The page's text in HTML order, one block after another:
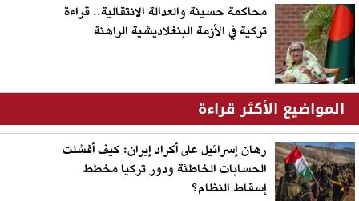
محاكمة حسينة والعدالة الانتقالية.. قراءة
تركية في الأزمة البنغلاديشية الراهنة
المواضيع الأكثر قراءة
رهان إسرائيل على أكراد إيران: كيف أفشلت
الحسابات الخاطئة ودور تركيا مخطط
إسقاط النظام؟